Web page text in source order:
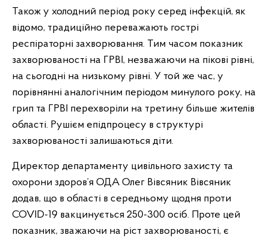
Також у холодний період року серед інфекцій, як
відомо, традиційно переважають гострі
респіраторні захворювання. Тим часом показник
захворюваності на ГРВІ, незважаючи на пікові рівні,
на сьогодні на низькому рівні. У той же час, у
порівнянні аналогічним періодом минулого року, на
грип та ГРВІ перехворіли на третину більше жителів
області. Рушієм епідпроцесу в структурі
захворюваності залишаються діти.
Директор департаменту цивільного захисту та
охорони здоров’я ОДА Олег Вівсяник Вівсяник
додав, що в області в середньому щодня проти
COVID-19 вакцинується 250-300 осіб. Проте цей
показник, зважаючи на ріст захворюваності, є